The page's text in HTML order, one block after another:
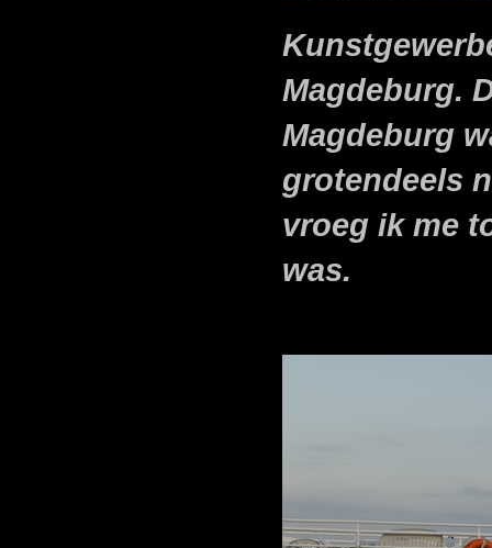
Magdeburg.
Magdeburg
grotendeels
vroeg ik me
was.